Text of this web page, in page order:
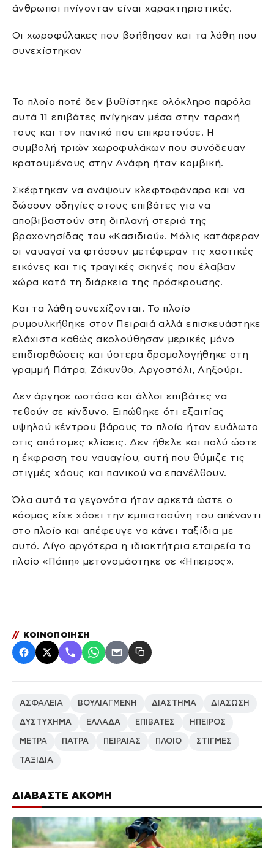
ΔΙΑΒΑΣΤΕ ΑΚΟΜΗ
άνθρωποι πνίγονταν είναι χαρακτηριστικές.
Οι χωροφύλακες που βοήθησαν και τα λάθη που
συνεχίστηκαν
Το πλοίο ποτέ δεν βυθίστηκε ολόκληρο παρόλα
αυτά 11 επιβάτες πνίγηκαν μέσα στην ταραχή
τους και τον πανικό που επικρατούσε. Η
συμβολή τριών χωροφυλάκων που συνόδευαν
κρατουμένους στην Ανάφη ήταν κομβική.
Σκέφτηκαν να ανάψουν κλεφτοφάναρα και να
δώσουν οδηγίες στους επιβάτες για να
αποβιβαστούν στη διπλανή στεριά της
βραχονησίδας του «Κασιδιού». Μόλις κατάφεραν
οι ναυαγοί να φτάσουν μετέφεραν τις χαοτικές
εικόνες και τις τραγικές σκηνές που έλαβαν
χώρα κατά τη διάρκεια της πρόσκρουσης.
Και τα λάθη συνεχίζονται. Το πλοίο
ρυμουλκήθηκε στον Πειραιά αλλά επισκευάστηκε
ελάχιστα καθώς ακολούθησαν μερικές μόνο
επιδιορθώσεις και ύστερα δρομολογήθηκε στη
γραμμή Πάτρα, Ζάκυνθο, Αργοστόλι, Ληξούρι.
Δεν άργησε ωστόσο και άλλοι επιβάτες να
τεθούν σε κίνδυνο. Ειπώθηκε ότι εξαιτίας
υψηλού κέντρου βάρους το πλοίο ήταν ευάλωτο
στις απότομες κλίσεις. Δεν ήθελε και πολύ ώστε
η έκφραση του ναυαγίου, αυτή που θύμιζε τις
στιγμές χάους και πανικού να επανέλθουν.
Όλα αυτά τα γεγονότα ήταν αρκετά ώστε ο
κόσμος είχε χάσει την εμπιστοσύνη του απέναντι
στο πλοίο και απέφευγε να κάνει ταξίδια με
αυτό. Λίγο αργότερα η ιδιοκτήτρια εταιρεία το
πλοίο «Πόπη» μετονομάστηκε σε «Ήπειρος».
// ΚΟΙΝΟΠΟΙΗΣΗ
ΑΣΦΑΛΕΙΑ ΒΟΥΛΙΑΓΜΕΝΗ ΔΙΑΣΤΗΜΑ ΔΙΑΣΩΣΗ
ΔΥΣΤΥΧΗΜΑ ΕΛΛΑΔΑ ΕΠΙΒΑΤΕΣ ΗΠΕΙΡΟΣ
ΜΕΤΡΑ ΠΑΤΡΑ ΠΕΙΡΑΙΑΣ ΠΛΟΙΟ ΣΤΙΓΜΕΣ
ΤΑΞΙΔΙΑ